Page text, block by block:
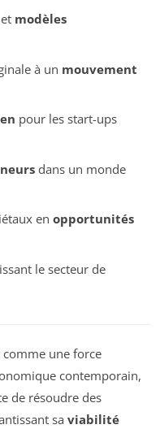
et modèles
à un mouvement
pour les start-ups
dans un monde
en opportunités
le secteur de
comme une force
contemporain,
de résoudre des
sa viabilité